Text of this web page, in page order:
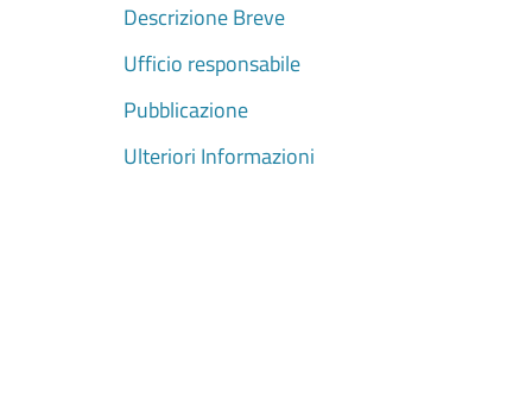
Descrizione Breve
Ufficio responsabile
Pubblicazione
Ulteriori Informazioni